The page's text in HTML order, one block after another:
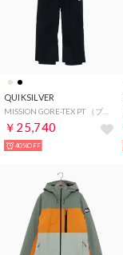
QUIKSILVER
￥25,740
40%OFF